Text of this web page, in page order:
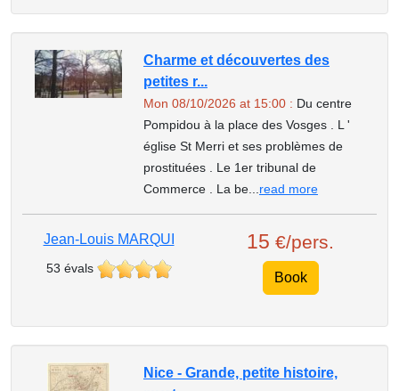
Charme et découvertes des
petites r...
Mon 08/10/2026 at 15:00 : Du centre
Pompidou à la place des Vosges . L '
église St Merri et ses problèmes de
prostituées . Le 1er tribunal de
Commerce . La be... read more
Jean-Louis MARQUI
53 évals
15 €/pers.
Book
Nice - Grande, petite histoire,